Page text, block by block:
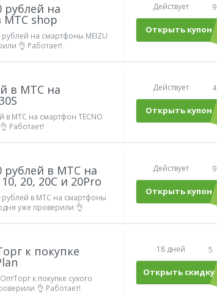
рублей на
МТС shop
на смартфоны MEIZU
👌 Работает!
Действует 9
Открыть купон
MTS76
в МТС на
в МТС на смартфон TECNO
Работает!
Действует 4
Открыть купон
MTS76
рублей в МТС на
20, 20C и 20Pro
рублей в МТС на смартфоны
уже проверили 👌
Действует 9
Открыть купон
MTS53
к покупке
к покупке сухого
👌 Работает!
18 дней 5
Открыть скидку